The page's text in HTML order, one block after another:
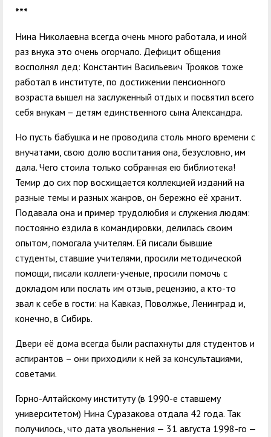
***
Нина Николаевна всегда очень много работала, и иной
раз внука это очень огорчало. Дефицит общения
восполнял дед: Константин Васильевич Трояков тоже
работал в институте, по достижении пенсионного
возраста вышел на заслуженный отдых и посвятил всего
себя внукам – детям единственного сына Александра.
Но пусть бабушка и не проводила столь много времени с
внучатами, свою долю воспитания она, безусловно, им
дала. Чего стоила только собранная ею библиотека!
Темир до сих пор восхищается коллекцией изданий на
разные темы и разных жанров, он бережно её хранит.
Подавала она и пример трудолюбия и служения людям:
постоянно ездила в командировки, делилась своим
опытом, помогала учителям. Ей писали бывшие
студенты, ставшие учителями, просили методической
помощи, писали коллеги-ученые, просили помочь с
докладом или послать им отзыв, рецензию, а кто-то
звал к себе в гости: на Кавказ, Поволжье, Ленинград и,
конечно, в Сибирь.
Двери её дома всегда были распахнуты для студентов и
аспирантов – они приходили к ней за консультациями,
советами.
Горно-Алтайскому институту (в 1990-е ставшему
университетом) Нина Суразакова отдала 42 года. Так
получилось, что дата увольнения — 31 августа 1998-го —